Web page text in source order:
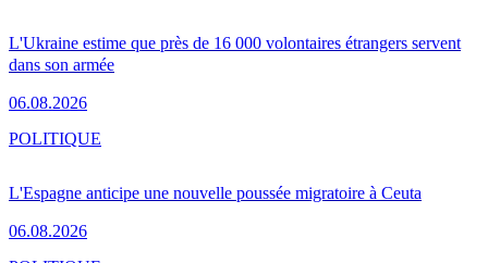
L'Ukraine estime que près de 16 000 volontaires étrangers servent
dans son armée
06.08.2026
L'Espagne anticipe une nouvelle poussée migratoire à Ceuta
06.08.2026
POLITIQUE